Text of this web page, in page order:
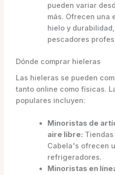
pueden variar
más. Ofrecen una
hielo y
pescadores
Dónde comprar hieleras
Las hieleras se pueden
tanto online como físicas.
populares incluyen:
Minoristas de
aire libre: Tiendas
Cabela's ofrecen
refrigeradores.
Minoristas en